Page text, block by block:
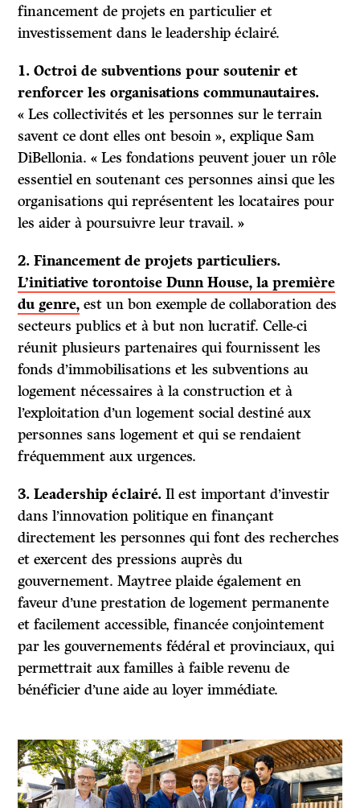
financement de projets en particulier et
investissement dans le leadership éclairé.
1. Octroi de subventions pour soutenir et
renforcer les organisations communautaires.
« Les collectivités et les personnes sur le terrain
savent ce dont elles ont besoin », explique Sam
DiBellonia. « Les fondations peuvent jouer un rôle
essentiel en soutenant ces personnes ainsi que les
organisations qui représentent les locataires pour
les aider à poursuivre leur travail. »
2. Financement de projets particuliers.
L’initiative torontoise Dunn House, la première
du genre, est un bon exemple de collaboration des
secteurs publics et à but non lucratif. Celle-ci
réunit plusieurs partenaires qui fournissent les
fonds d’immobilisations et les subventions au
logement nécessaires à la construction et à
l’exploitation d’un logement social destiné aux
personnes sans logement et qui se rendaient
fréquemment aux urgences.
3. Leadership éclairé. Il est important d’investir
dans l’innovation politique en finançant
directement les personnes qui font des recherches
et exercent des pressions auprès du
gouvernement. Maytree plaide également en
faveur d’une prestation de logement permanente
et facilement accessible, financée conjointement
par les gouvernements fédéral et provinciaux, qui
permettrait aux familles à faible revenu de
bénéficier d’une aide au loyer immédiate.